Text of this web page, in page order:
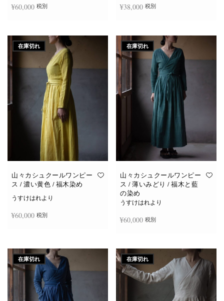
¥60,000 税別 ¥38,000 税別
在庫切れ
山々カシュクールワンピー
ス / 濃い黄色 / 福木染め
うすけはれより
¥60,000 税別
在庫切れ
山々カシュクールワンピー
ス / 薄いみどり / 福木と藍
の染め
うすけはれより
¥60,000 税別
在庫切れ 在庫切れ